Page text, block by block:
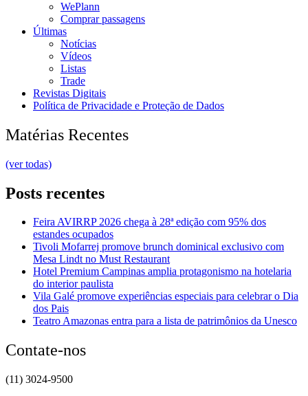
WePlann
Comprar passagens
Últimas
Notícias
Vídeos
Listas
Trade
Revistas Digitais
Política de Privacidade e Proteção de Dados
Matérias Recentes
(ver todas)
Posts recentes
Feira AVIRRP 2026 chega à 28ª edição com 95% dos
estandes ocupados
Tivoli Mofarrej promove brunch dominical exclusivo com
Mesa Lindt no Must Restaurant
Hotel Premium Campinas amplia protagonismo na hotelaria
do interior paulista
Vila Galé promove experiências especiais para celebrar o Dia
dos Pais
Teatro Amazonas entra para a lista de patrimônios da Unesco
Contate-nos
(11) 3024-9500